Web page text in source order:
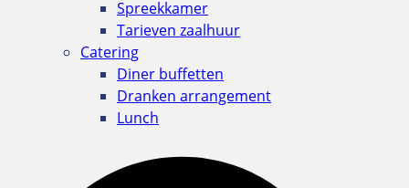
Spreekkamer
Tarieven zaalhuur
Catering
Diner buffetten
Dranken arrangement
Lunch